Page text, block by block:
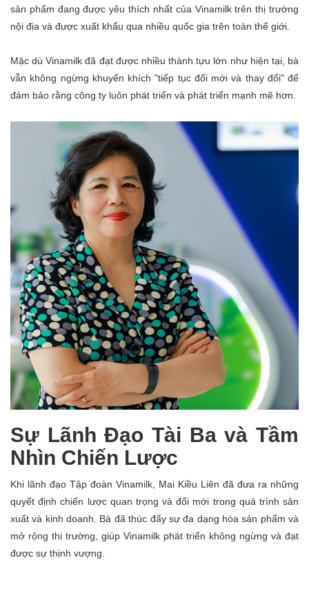
sản phẩm đang được yêu thích nhất của Vinamilk trên thị trường
nội địa và được xuất khẩu qua nhiều quốc gia trên toàn thế giới.
Mặc dù Vinamilk đã đạt được nhiều thành tựu lớn như hiện tại, bà
vẫn không ngừng khuyến khích "tiếp tục đổi mới và thay đổi" để
đảm bảo rằng công ty luôn phát triển và phát triển mạnh mẽ hơn.
Sự Lãnh Đạo Tài Ba và Tầm
Nhìn Chiến Lược
Khi lãnh đạo Tập đoàn Vinamilk, Mai Kiều Liên đã đưa ra những
quyết định chiến lược quan trọng và đổi mới trong quá trình sản
xuất và kinh doanh. Bà đã thúc đẩy sự đa dạng hóa sản phẩm và
mở rộng thị trường, giúp Vinamilk phát triển không ngừng và đạt
được sự thịnh vượng.